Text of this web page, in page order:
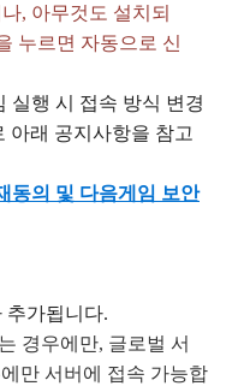
, 아무것도 설치되
누르면 자동으로 신
실행 시 접속 방식 변경
아래 공지사항을 참고
동의 및 다음게임 보안
추가됩니다.
경우에만, 글로벌 서
만 서버에 접속 가능합